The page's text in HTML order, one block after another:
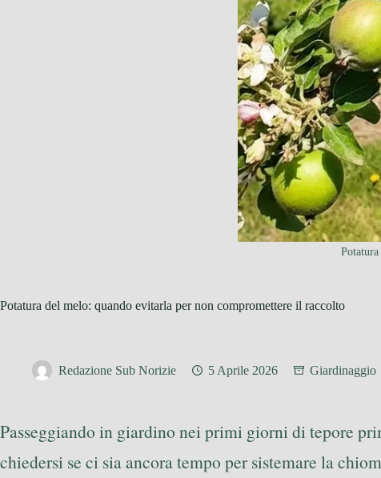
Potatura del melo: quando evitarla per non compromettere il raccolto
Redazione Sub Norizie 5 Aprile 2026 Giardinaggio
Passeggiando in giardino nei primi giorni di tepore
chiedersi se ci sia ancora tempo per sistemare la